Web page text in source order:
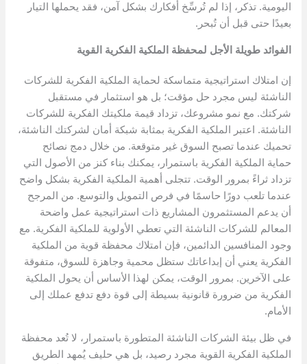
اليومية. تذكر، إذا لم تُرسِّخ أفكارك بشكل آمن، فقد يحملها التيار
بعيدًا حتى قبل أن تُبحر.
الفوائد طويلة الأجل لمحفظة الملكية الفكرية القوية
إن امتلاك استراتيجية متماسكة لحماية الملكية الفكرية للشركات
الناشئة ليس مجرد حل مؤقت؛ بل هو استثمار في مستقبل
شركتك. مع نمو مشروعك، تزداد قيمة ملكيتك الفكرية للشركات
الناشئة. اعتبر الملكية الفكرية بمثابة شبكة أمان لشركتك الناشئة،
تحميك عندما تصبح السوق غير متوقعة. من خلال دمج نصائح
حماية الملكية الفكرية باستمرار، يمكنك بناء كنز من الأصول التي
تزداد ثراءً بمرور الوقت. تتجلى أهمية الملكية الفكرية بشكل واضح
عندما تلعب دورًا حاسمًا في فرص التمويل والتوسع. من المرجح
أن يدعم المستثمرون المشاريع ذات استراتيجية عمل واضحة
المعالم للشركات الناشئة التي تعطي الأولوية للملكية الفكرية. مع
وجود المنافسين الدائمين، فإن امتلاك محفظة قوية من الملكية
الفكرية يعني أن إبداعاتك ستظل محمية وجاهزة للسوق، متفوقة
على الآخرين. بمرور الوقت، يمكن لهذا الأساس أن يحول الملكية
الفكرية من ضرورة قانونية بسيطة إلى قوة دفع تدفع عملك إلى
الأمام.
في ظل بيئة الشركات الناشئة المتطورة باستمرار، لا تُعد محفظة
الملكية الفكرية القوية مجرد رصيد، بل هي حليف يُمهد الطريق